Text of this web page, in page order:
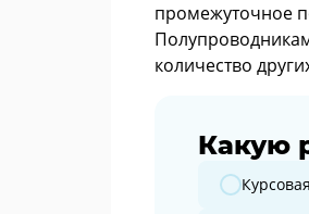
промежуточное
количество
Какую
Какую